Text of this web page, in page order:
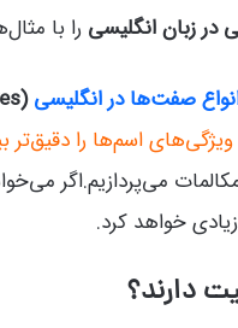
زبان انگلیسی را با
صفت‌ها در انگلیسی(Descriptive Adjectives)
ویژگی‌های اسم‌ها را دقیق‌تر
می‌پردازیم.اگر
خواهد کرد.
دارند؟